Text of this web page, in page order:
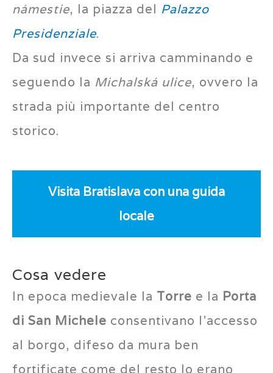
námestie, la piazza del Palazzo
Presidenziale.
Da sud invece si arriva camminando e
seguendo la Michalská ulice, ovvero la
strada più importante del centro
storico.
Visita Bratislava con una guida
locale
Cosa vedere
In epoca medievale la Torre e la Porta
di San Michele consentivano l’accesso
al borgo, difeso da mura ben
fortificate come del resto lo erano